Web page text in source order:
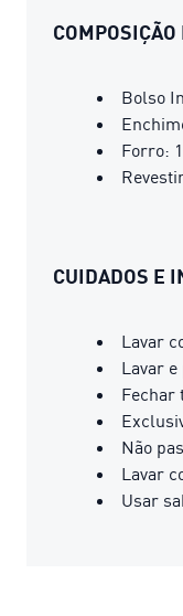
Bolso
Forro:
CUIDADOS E
Lavar
Lavar
Fechar
Não
Lavar
Usar